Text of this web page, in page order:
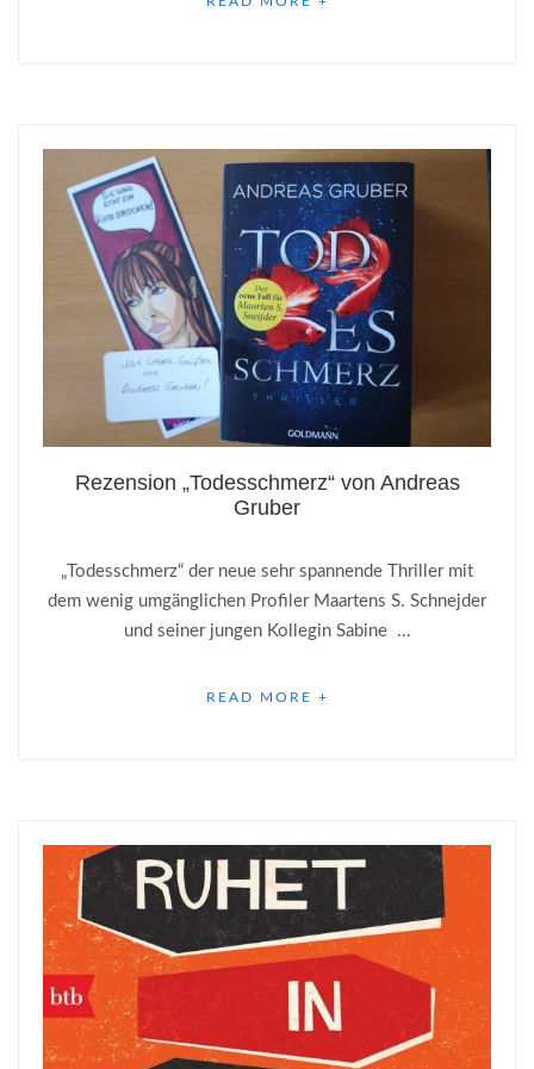
Rezension „Todesschmerz“ von Andreas
Gruber
„Todesschmerz“ der neue sehr spannende Thriller mit
dem wenig umgänglichen Profiler Maartens S. Schnejder
und seiner jungen Kollegin Sabine ...
READ MORE +